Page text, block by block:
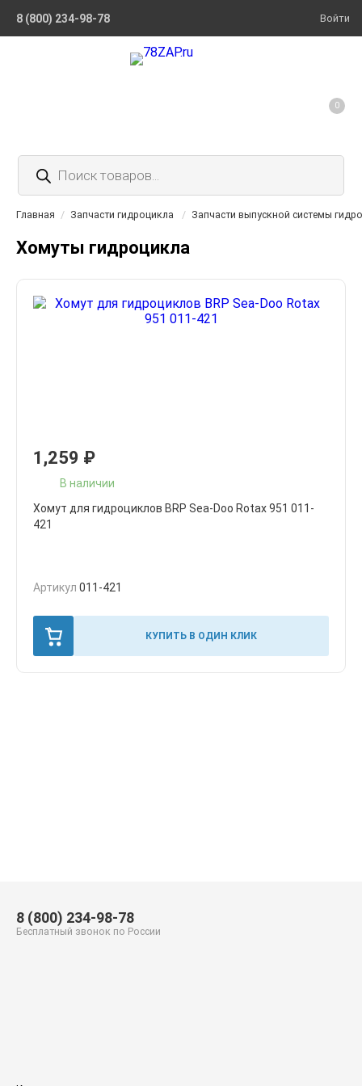
8 (800) 234-98-78 Войти
Поиск
товаров
0
Главная / Запчасти гидроцикла / Запчасти выпускной системы
Хомуты гидроцикла
1,259 ₽
В наличии
Хомут для гидроциклов BRP Sea-Doo Rotax 951 011-
421
Артикул 011-421
КУПИТЬ В ОДИН КЛИК
8 (800) 234-98-78
Бесплатный звонок по России